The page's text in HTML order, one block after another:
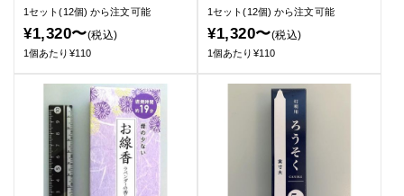
1セット(12個)から注文可能
¥1,320〜(税込)
1個あたり¥110
1セット(12個)から注文可能
¥1,320〜(税込)
1個あたり¥110